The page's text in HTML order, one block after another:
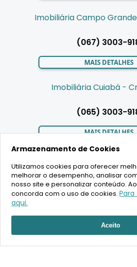
RECEBER
Imobiliária Campo
(067) 3003-
MAIS DETALHES
Imobiliária Cuiabá -
(065) 3003-
MAIS DETALHES
LIGAMOS PARA
2020 Copyright - BR House
16.630.405/0001-43 - CRECI 19701 -
Armazenamento de Cookies
Utilizamos cookies para oferecer
melhorar o desempenho, analisar
nosso site e personalizar conteúdo.
concorda com o uso de cookies.
aqui.
Aceito